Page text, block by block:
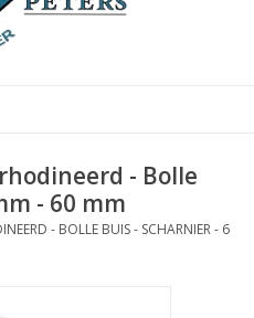
- Bolle
- 60 mm
- BOLLE BUIS - SCHARNIER - 6